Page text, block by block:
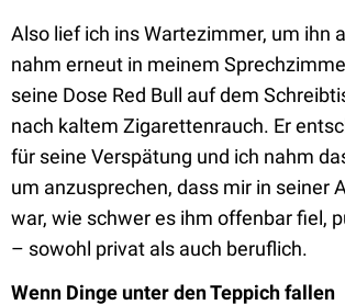
Also lief ich ins Wartezimmer, um ihn
nahm erneut in meinem
seine Dose Red Bull auf dem
nach kaltem Zigarettenrauch. Er
für seine Verspätung und ich nahm
um anzusprechen, dass mir in seiner
war, wie schwer es ihm offenbar fiel,
– sowohl privat als auch beruflich.
Wenn Dinge unter den Teppich fallen